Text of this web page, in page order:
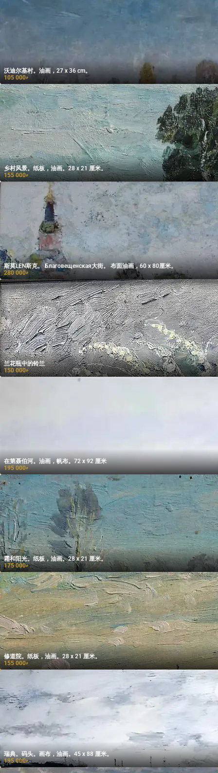
沃迪尔基村。油画，27 x 36 cm。
105 000₽
乡村风景。纸板，油画。28 x 21 厘米。
155 000₽
斯莫LEN斯克。 Благовещенская大街。 布面油画，60 x 80厘米。
280 000₽
兰花瓶中的铃兰
150 000₽
在第聂伯河。油画，帆布。72 x 92 厘米
195 000₽
霜和阳光。纸板，油画。28 x 21 厘米。
175 000₽
修道院。纸板，油画。28 x 21 厘米。
155 000₽
瑞典。码头。画布，油画。45 x 88 厘米。
195 000₽